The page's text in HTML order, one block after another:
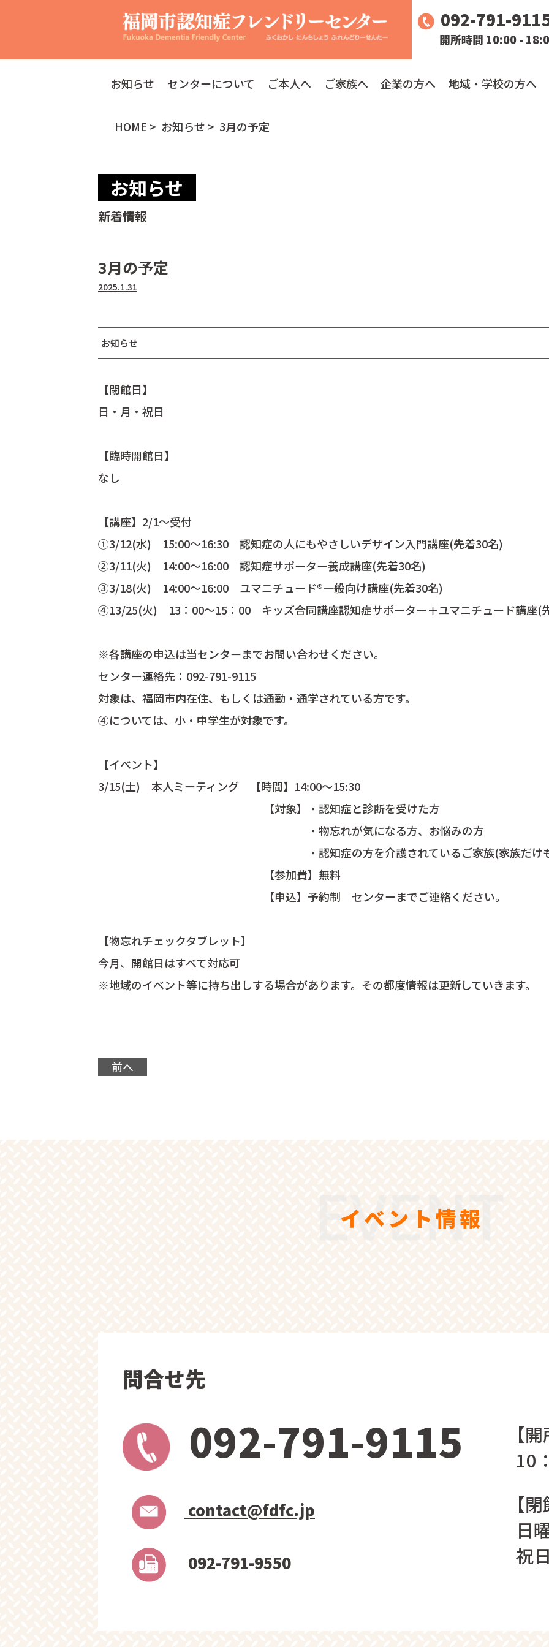
092-791-
開所時間 10:00 -
お知らせ センターについて ご本人へ ご家族へ 企業の方へ 地域・学校の方へ
HOME > お知らせ > 3月の予定
お知らせ
新着情報
3月の予定
2025.1.31
お知らせ
【閉館日】
日・月・祝日
【臨時開館日】
なし
【講座】2/1～受付
①3/12(水) 15:00～16:30 認知症の人にもやさしいデザイン入門講座(先着30名)
②3/11(火) 14:00～16:00 認知症サポーター養成講座(先着30名)
③3/18(火) 14:00～16:00 ユマニチュード®一般向け講座(先着30名)
④13/25(火) 13：00～15：00 キッズ合同講座認知症サポーター＋ユマニチュード講座(
※各講座の申込は当センターまでお問い合わせください。
センター連絡先：092-791-9115
対象は、福岡市内在住、もしくは通勤・通学されている方です。
④については、小・中学生が対象です。
【イベント】
3/15(土) 本人ミーティング 【時間】14:00～15:30
【対象】・認知症と診断を受けた方
・物忘れが気になる方、お悩みの方
・認知症の方を介護されているご家族(家族だけも
【参加費】無料
【申込】予約制 センターまでご連絡ください。
【物忘れチェックタブレット】
今月、開館日はすべて対応可
※地域のイベント等に持ち出しする場合があります。その都度情報は更新していきます。
前へ
イベント情報
問合せ先
092-791-9115
contact@fdfc.jp
092-791-9550
【
10
【
日
祝